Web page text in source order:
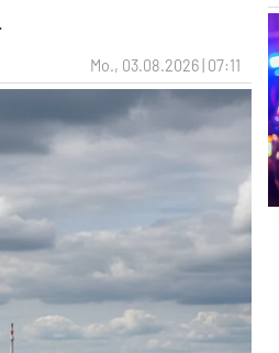
Mo., 03.08.2026 | 07:11